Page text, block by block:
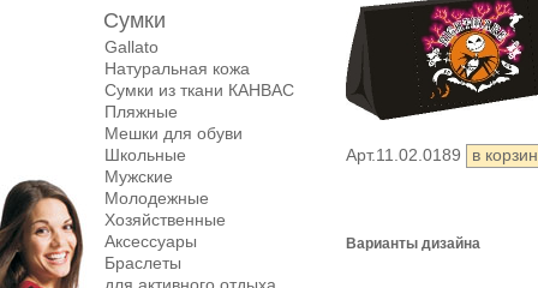
Сумки
Gallato
Натуральная кожа
Сумки из ткани КАНВАС
Пляжные
Мешки для обуви
Школьные
Мужские
Молодежные
Хозяйственные
Аксессуары
Браслеты
Арт.11.02.0189
Варианты дизайна